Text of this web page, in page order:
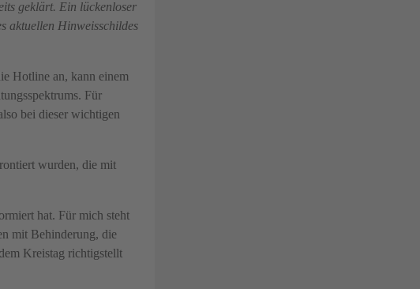
geklärt. Ein lückenloser
aktuellen Hinweisschildes
Hotline an, kann einem
Für
bei dieser wichtigen
wurden, die mit
hat. Für mich steht
mit Behinderung, die
Kreistag richtigstellt